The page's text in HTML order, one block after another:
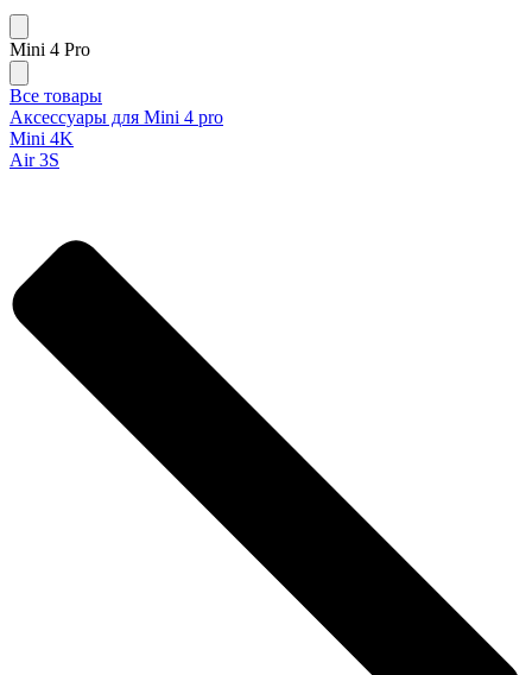
Mini 4 Pro
Все товары
Аксессуары для Mini 4 pro
Mini 4K
Air 3S